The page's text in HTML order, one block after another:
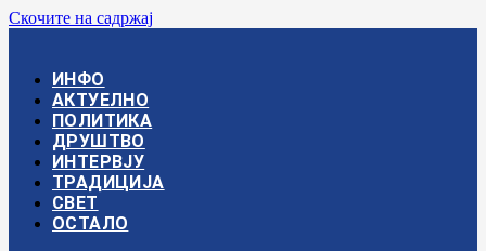
Скочите на садржај
ИНФО
АКТУЕЛНО
ПОЛИТИКА
ДРУШТВО
ИНТЕРВЈУ
ТРАДИЦИЈА
СВЕТ
ОСТАЛО